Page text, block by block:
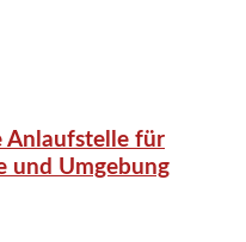
Anlaufstelle für
und Umgebung